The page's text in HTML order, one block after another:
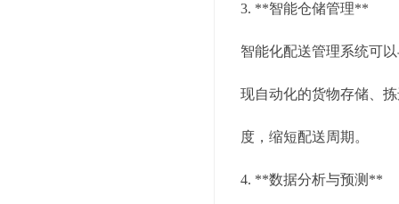
3. **智能仓储管理**
智能化配送管理系统可
现自动化的货物存储、
度，缩短配送周期。
4. **数据分析与预测**